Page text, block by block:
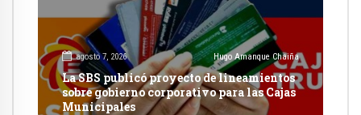
agosto 7, 2026 Hugo Amanque Chaiña
La SBS publicó proyecto de lineamientos
sobre gobierno corporativo para las Cajas
Municipales